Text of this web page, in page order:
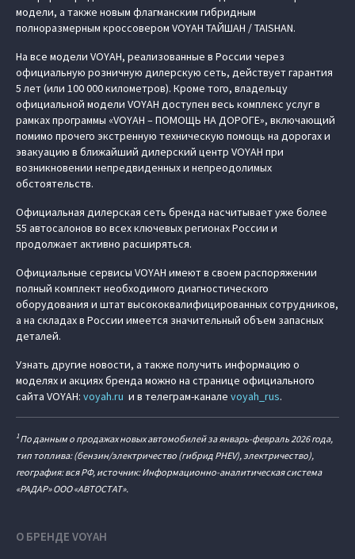
модели, а также новым флагманским гибридным
полноразмерным кроссовером VOYAH ТАЙШАН / TAISHAN.
На все модели VOYAH, реализованные в России через
официальную розничную дилерскую сеть, действует гарантия
5 лет (или 100 000 километров). Кроме того, владельцу
официальной модели VOYAH доступен весь комплекс услуг в
рамках программы «VOYAH – ПОМОЩЬ НА ДОРОГЕ», включающий
помимо прочего экстренную техническую помощь на дорогах и
эвакуацию в ближайший дилерский центр VOYAH при
возникновении непредвиденных и непреодолимых
обстоятельств.
Официальная дилерская сеть бренда насчитывает уже более
55 автосалонов во всех ключевых регионах России и
продолжает активно расширяться.
Официальные сервисы VOYAH имеют в своем распоряжении
полный комплект необходимого диагностического
оборудования и штат высококвалифицированных сотрудников,
а на складах в России имеется значительный объем запасных
деталей.
Узнать другие новости, а также получить информацию о
моделях и акциях бренда можно на странице официального
сайта VOYAH: voyah.ru и в телеграм-канале voyah_rus.
1По данным о продажах новых автомобилей за январь-февраль 2026 года,
тип топлива: (бензин/электричество (гибрид PHEV), электричество),
география: вся РФ, источник: Информационно-аналитическая система
«РАДАР» ООО «АВТОСТАТ».
О БРЕНДЕ VOYAH